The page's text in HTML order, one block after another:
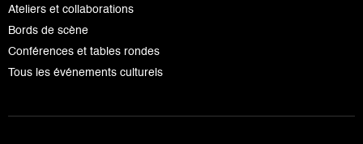
Ateliers et collaborations
Bords de scène
Conférences et tables rondes
Tous les événements culturels